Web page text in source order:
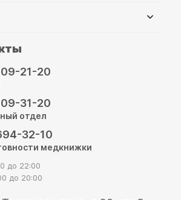
21-20
31-20
отдел
32-10
медкнижки
до 22:00
до 20:00